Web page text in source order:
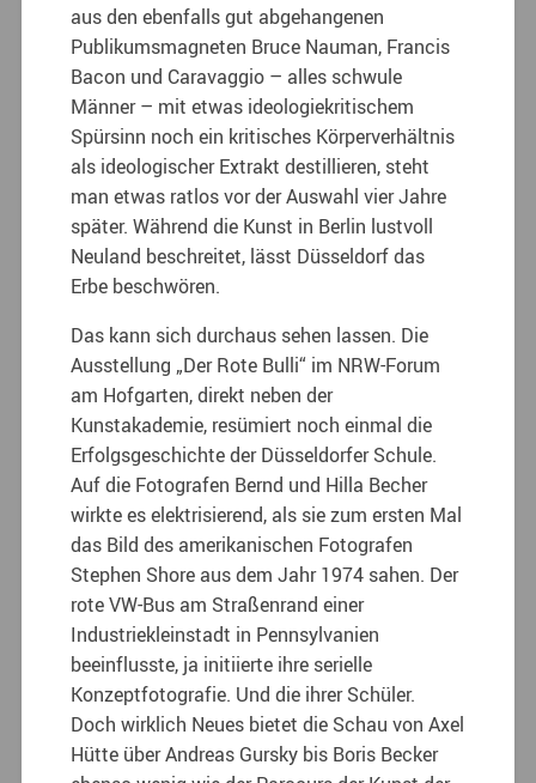
aus den ebenfalls gut abgehangenen
Publikumsmagneten Bruce Nauman, Francis
Bacon und Caravaggio – alles schwule
Männer – mit etwas ideologiekritischem
Spürsinn noch ein kritisches Körperverhältnis
als ideologischer Extrakt destillieren, steht
man etwas ratlos vor der Auswahl vier Jahre
später. Während die Kunst in Berlin lustvoll
Neuland beschreitet, lässt Düsseldorf das
Erbe beschwören.
Das kann sich durchaus sehen lassen. Die
Ausstellung „Der Rote Bulli“ im NRW-Forum
am Hofgarten, direkt neben der
Kunstakademie, resümiert noch einmal die
Erfolgsgeschichte der Düsseldorfer Schule.
Auf die Fotografen Bernd und Hilla Becher
wirkte es elektrisierend, als sie zum ersten Mal
das Bild des amerikanischen Fotografen
Stephen Shore aus dem Jahr 1974 sahen. Der
rote VW-Bus am Straßenrand einer
Industriekleinstadt in Pennsylvanien
beeinflusste, ja initiierte ihre serielle
Konzeptfotografie. Und die ihrer Schüler.
Doch wirklich Neues bietet die Schau von Axel
Hütte über Andreas Gursky bis Boris Becker